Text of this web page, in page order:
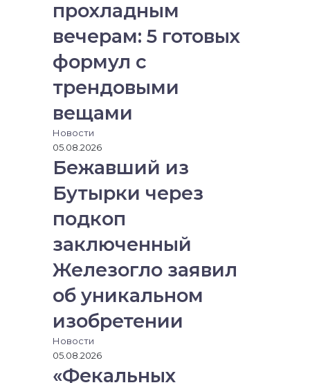
прохладным
вечерам: 5 готовых
формул с
трендовыми
вещами
Новости
05.08.2026
Бежавший из
Бутырки через
подкоп
заключенный
Железогло заявил
об уникальном
изобретении
Новости
05.08.2026
«Фекальных